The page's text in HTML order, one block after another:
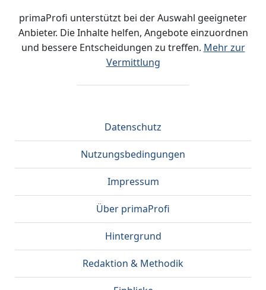
primaProfi unterstützt bei der Auswahl geeigneter
Anbieter. Die Inhalte helfen, Angebote einzuordnen
und bessere Entscheidungen zu treffen. Mehr zur
Vermittlung
Datenschutz
Nutzungsbedingungen
Impressum
Über primaProfi
Hintergrund
Redaktion & Methodik